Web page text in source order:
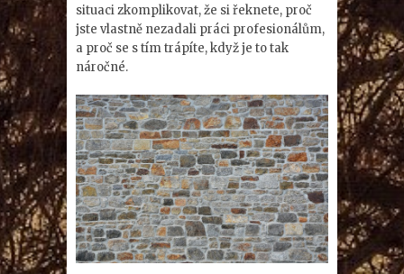
situaci zkomplikovat, že si řeknete, proč
jste vlastně nezadali práci profesionálům,
a proč se s tím trápíte, když je to tak
náročné.